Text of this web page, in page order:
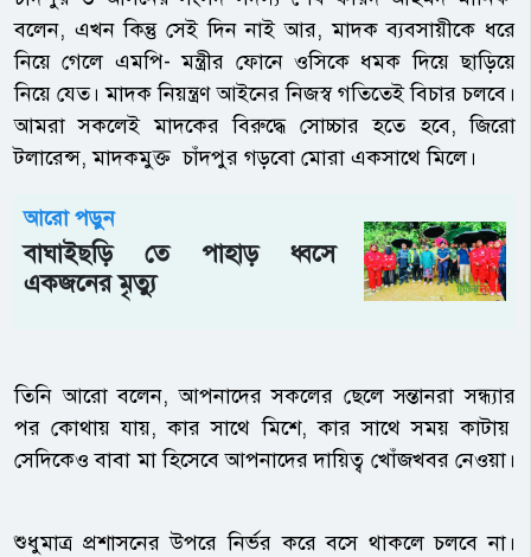
বলেন, এখন কিন্তু সেই দিন নাই আর, মাদক ব্যবসায়ীকে ধরে
নিয়ে গেলে এমপি- মন্ত্রীর ফোনে ওসিকে ধমক দিয়ে ছাড়িয়ে
নিয়ে যেত। মাদক নিয়ন্ত্রণ আইনের নিজস্ব গতিতেই বিচার চলবে।
আমরা সকলেই মাদকের বিরুদ্ধে সোচ্চার হতে হবে, জিরো
টলারেন্স, মাদকমুক্ত চাঁদপুর গড়বো মোরা একসাথে মিলে।
আরো পড়ুন
বাঘাইছড়ি তে পাহাড় ধ্বসে
একজনের মৃত্যু
তিনি আরো বলেন, আপনাদের সকলের ছেলে সন্তানরা সন্ধ্যার
পর কোথায় যায়, কার সাথে মিশে, কার সাথে সময় কাটায়
সেদিকেও বাবা মা হিসেবে আপনাদের দায়িত্ব খোঁজখবর নেওয়া।
শুধুমাত্র প্রশাসনের উপরে নির্ভর করে বসে থাকলে চলবে না।